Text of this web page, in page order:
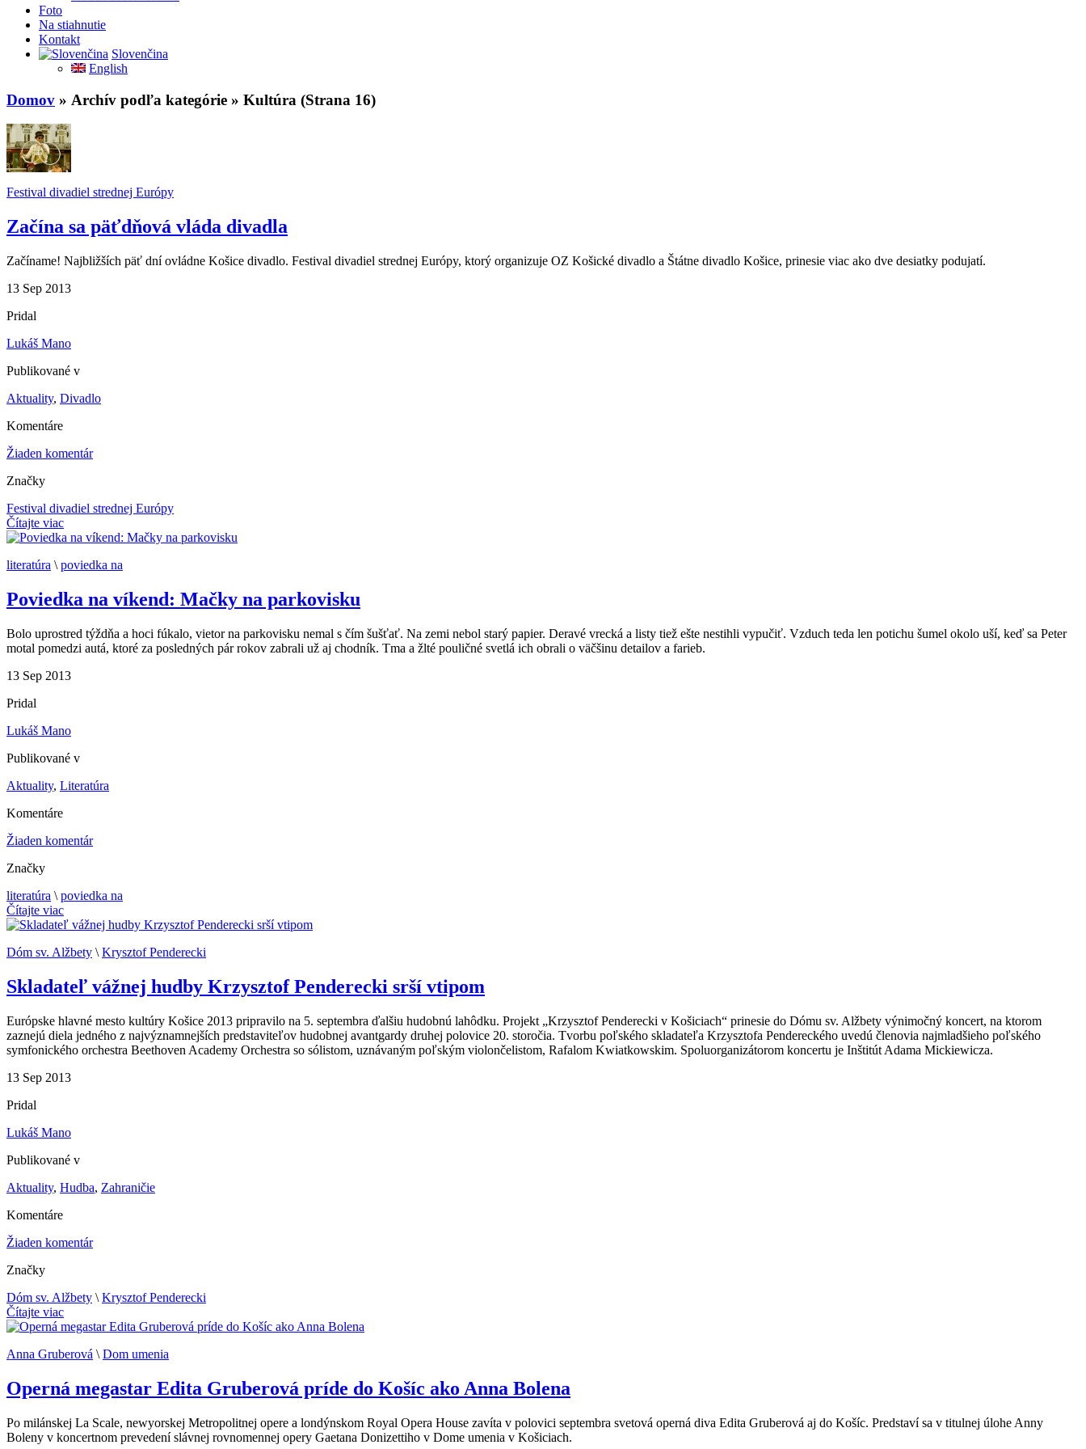
Foto
Na stiahnutie
Kontakt
Slovenčina
English
Domov » Archív podľa kategórie » Kultúra (Strana 16)
Festival divadiel strednej Európy
Začína sa päťdňová vláda divadla
Začíname! Najbližších päť dní ovládne Košice divadlo. Festival divadiel strednej Európy, ktorý organizuje OZ Košické divadlo a Štátne divadlo Košice, prinesie viac ako dve desiatky podujatí.
13 Sep 2013
Pridal
Lukáš Mano
Publikované v
Aktuality, Divadlo
Komentáre
Žiaden komentár
Značky
Festival divadiel strednej Európy
Čítajte viac
literatúra \ poviedka na
Poviedka na víkend: Mačky na parkovisku
Bolo uprostred týždňa a hoci fúkalo, vietor na parkovisku nemal s čím šušťať. Na zemi nebol starý papier. Deravé vrecká a listy tiež ešte nestihli vypučiť. Vzduch teda len potichu šumel okolo uší, keď sa Peter
motal pomedzi autá, ktoré za posledných pár rokov zabrali už aj chodník. Tma a žlté pouličné svetlá ich obrali o väčšinu detailov a farieb.
13 Sep 2013
Pridal
Lukáš Mano
Publikované v
Aktuality, Literatúra
Komentáre
Žiaden komentár
Značky
literatúra \ poviedka na
Čítajte viac
Dóm sv. Alžbety \ Krysztof Penderecki
Skladateľ vážnej hudby Krzysztof Penderecki srší vtipom
Európske hlavné mesto kultúry Košice 2013 pripravilo na 5. septembra ďalšiu hudobnú lahôdku. Projekt „Krzysztof Penderecki v Košiciach“ prinesie do Dómu sv. Alžbety výnimočný koncert, na ktorom
zaznejú diela jedného z najvýznamnejších predstaviteľov hudobnej avantgardy druhej polovice 20. storočia. Tvorbu poľského skladateľa Krzysztofa Pendereckého uvedú členovia najmladšieho poľského
symfonického orchestra Beethoven Academy Orchestra so sólistom, uznávaným poľským violončelistom, Rafalom Kwiatkowskim. Spoluorganizátorom koncertu je Inštitút Adama Mickiewicza.
13 Sep 2013
Pridal
Lukáš Mano
Publikované v
Aktuality, Hudba, Zahraničie
Komentáre
Žiaden komentár
Značky
Dóm sv. Alžbety \ Krysztof Penderecki
Čítajte viac
Anna Gruberová \ Dom umenia
Operná megastar Edita Gruberová príde do Košíc ako Anna Bolena
Po milánskej La Scale, newyorskej Metropolitnej opere a londýnskom Royal Opera House zavíta v polovici septembra svetová operná diva Edita Gruberová aj do Košíc. Predstaví sa v titulnej úlohe Anny
Boleny v koncertnom prevedení slávnej rovnomennej opery Gaetana Donizettiho v Dome umenia v Košiciach.